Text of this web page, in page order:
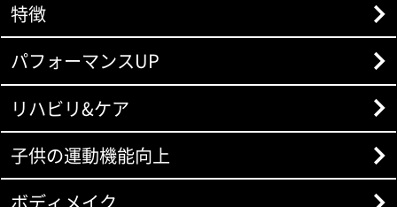
特徴
パフォーマンスUP
リハビリ&ケア
子供の運動機能向上